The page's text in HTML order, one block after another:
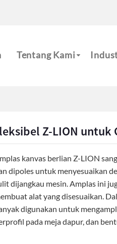
Tentang Kami
Z-LION
kanvas berlian Z-LION
dipoles untuk menyesuaikan
dijangkau mesin. Amplas ini
alat yang disesuaikan.
digunakan untuk
pada meja dapur, dan